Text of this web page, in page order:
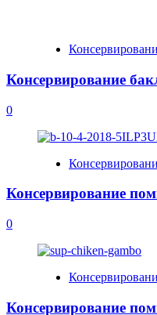
Консервирование
0
Консервирование
0
Консервирование